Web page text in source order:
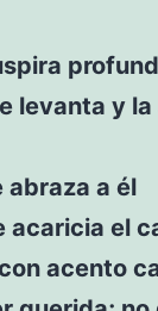
levanta y
abraza a él
acaricia el
acento